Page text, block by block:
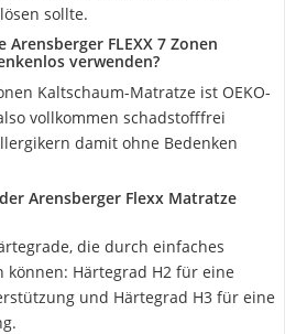
sollte.
FLEXX 7 Zonen
verwenden?
Kaltschaum-Matratze ist OEKO-
vollkommen schadstofffrei
damit ohne Bedenken
Arensberger Flexx Matratze
die durch einfaches
können: Härtegrad H2 für eine
und Härtegrad H3 für eine